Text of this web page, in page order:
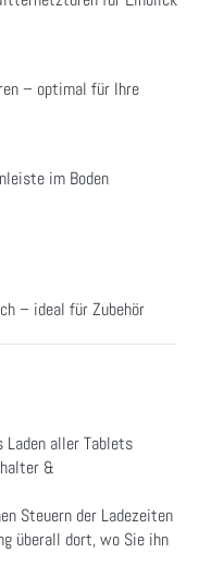
– optimal für Ihre
im Boden
– ideal für Zubehör
Laden aller Tablets
&
Steuern der Ladezeiten
überall dort, wo Sie ihn